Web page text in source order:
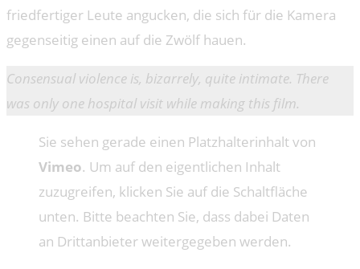
friedfertiger Leute angucken, die sich für die Kamera
gegenseitig einen auf die Zwölf hauen.
Consensual violence is, bizarrely, quite intimate. There
was only one hospital visit while making this film.
Sie sehen gerade einen Platzhalterinhalt von
Vimeo. Um auf den eigentlichen Inhalt
zuzugreifen, klicken Sie auf die Schaltfläche
unten. Bitte beachten Sie, dass dabei Daten
an Drittanbieter weitergegeben werden.